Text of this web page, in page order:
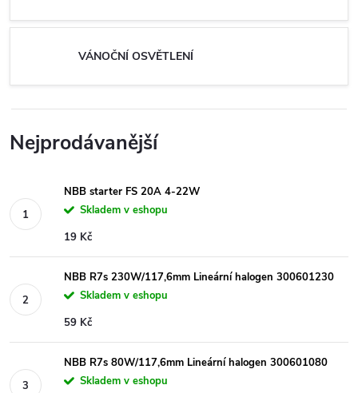
VÁNOČNÍ OSVĚTLENÍ
Nejprodávanější
NBB starter FS 20A 4-22W
Skladem v eshopu
19 Kč
NBB R7s 230W/117,6mm Lineární halogen 300601230
Skladem v eshopu
59 Kč
NBB R7s 80W/117,6mm Lineární halogen 300601080
Skladem v eshopu